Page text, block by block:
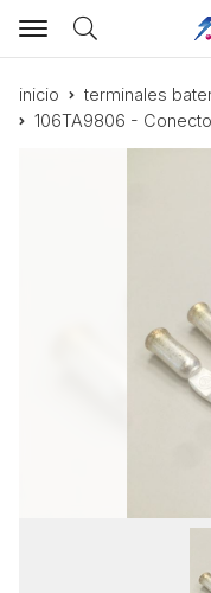
Buscar
inicio terminales
106TA9806 -